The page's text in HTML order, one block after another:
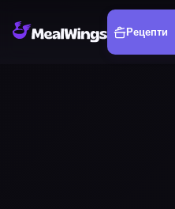
Рецепти